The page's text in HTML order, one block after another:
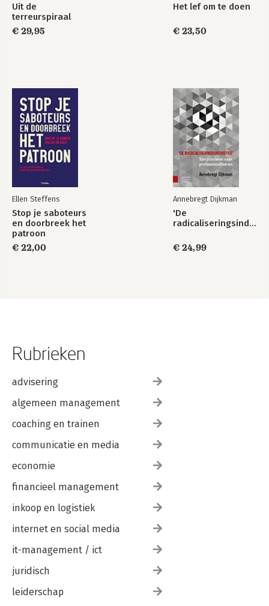
Bekijk alle boeken
Uit de
terreurspiraal
€ 29,95
Het lef om te doen
€ 23,50
Ellen Steffens
Stop je saboteurs
en doorbreek het
patroon
€ 22,00
Annebregt Dijkman
'De
radicaliseringsindustrie'
€ 24,99
Rubrieken
advisering
algemeen management
coaching en trainen
communicatie en media
economie
financieel management
inkoop en logistiek
internet en social media
it-management / ict
juridisch
leiderschap